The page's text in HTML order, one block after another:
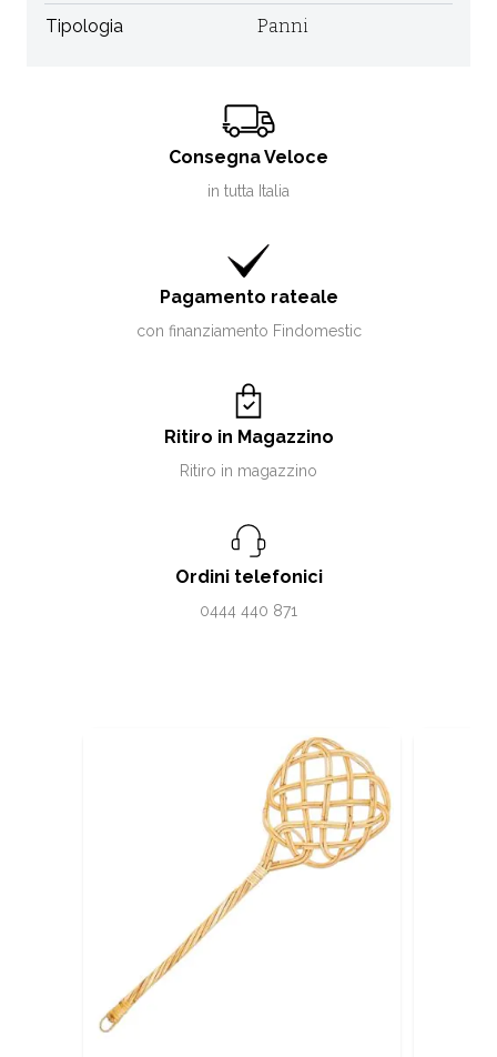
Tipologia Panni
Consegna Veloce
in tutta Italia
Pagamento rateale
con finanziamento Findomestic
Ritiro in Magazzino
Ritiro in magazzino
Ordini telefonici
0444 440 871